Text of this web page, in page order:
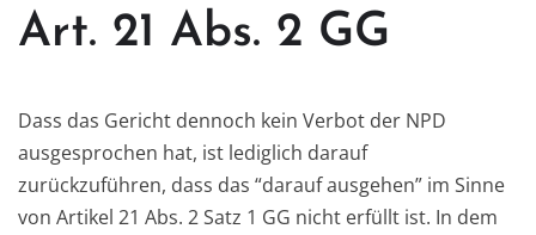
Art. 21 Abs. 2 GG
Dass das Gericht dennoch kein Verbot der NPD
ausgesprochen hat, ist lediglich darauf
zurückzuführen, dass das “darauf ausgehen” im Sinne
von Artikel 21 Abs. 2 Satz 1 GG nicht erfüllt ist. In dem